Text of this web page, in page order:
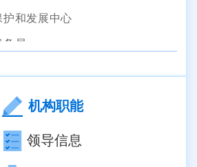
护和发展中心
务局
设局
（区综合行政执法局）
机构职能
领导信息